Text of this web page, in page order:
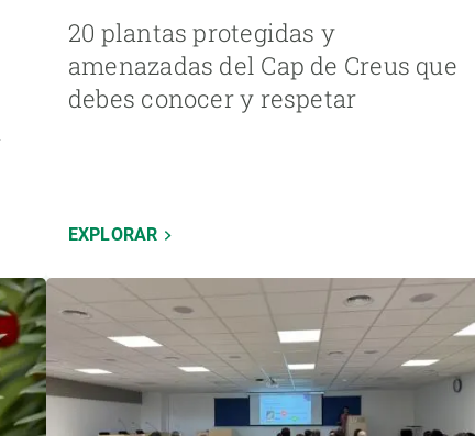
20 plantas protegidas y
amenazadas del Cap de Creus que
debes conocer y respetar
EXPLORAR